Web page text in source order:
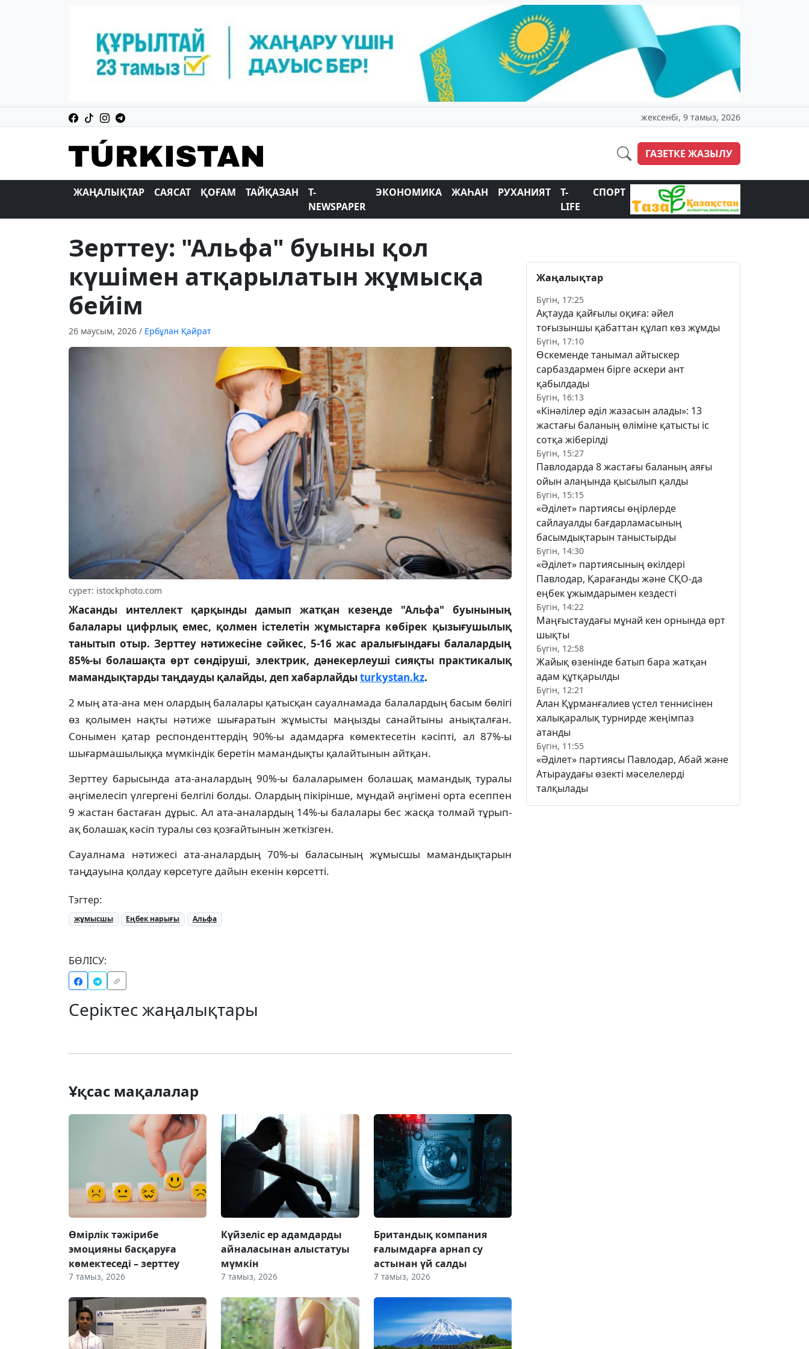
жексенбі, 9 тамыз, 2026
ГАЗЕТКЕ ЖАЗЫЛУ
ЖАҢАЛЫҚТАР САЯСАТ ҚОҒАМ ТАЙҚАЗАН
T-
NEWSPAPER
ЭКОНОМИКА ЖАҺАН РУХАНИЯТ
T-
LIFE
СПОРТ
Зерттеу: "Альфа" буыны қол
күшімен атқарылатын жұмысқа
бейім
26 маусым, 2026 / Ербұлан Қайрат
сурет: istockphoto.com
Жасанды интеллект қарқынды дамып жатқан кезеңде "Альфа" буынының
балалары цифрлық емес, қолмен істелетін жұмыстарға көбірек қызығушылық
танытып отыр. Зерттеу нәтижесіне сәйкес, 5-16 жас аралығындағы балалардың
85%-ы болашақта өрт сөндіруші, электрик, дәнекерлеуші сияқты практикалық
мамандықтарды таңдауды қалайды, деп хабарлайдыturkystan.kz.
2 мың ата-ана мен олардың балалары қатысқан сауалнамада балалардың басым бөлігі
өз қолымен нақты нәтиже шығаратын жұмысты маңызды санайтыны анықталған.
Сонымен қатар респонденттердің 90%-ы адамдарға көмектесетін кәсіпті, ал 87%-ы
шығармашылыққа мүмкіндік беретін мамандықты қалайтынын айтқан.
Зерттеу барысында ата-аналардың 90%-ы балаларымен болашақ мамандық туралы
әңгімелесіп үлгергені белгілі болды. Олардың пікірінше, мұндай әңгімені орта есеппен
9 жастан бастаған дұрыс. Ал ата-аналардың 14%-ы балалары бес жасқа толмай тұрып-
ақ болашақ кәсіп туралы сөз қозғайтынын жеткізген.
Сауалнама нәтижесі ата-аналардың 70%-ы баласының жұмысшы мамандықтарын
таңдауына қолдау көрсетуге дайын екенін көрсетті.
Тэгтер:
жұмысшы Еңбек нарығы Альфа
БӨЛІСУ:
Серіктес жаңалықтары
Ұқсас мақалалар
Өмірлік тәжірибе
эмоцияны басқаруға
көмектеседі – зерттеу
7 тамыз, 2026
Күйзеліс ер адамдарды
айналасынан алыстатуы
мүмкін
7 тамыз, 2026
Британдық компания
ғалымдарға арнап су
астынан үй салды
7 тамыз, 2026
Жаңалықтар
Бүгін, 17:25
Ақтауда қайғылы оқиға: әйел
тоғызыншы қабаттан құлап көз жұмды
Бүгін, 17:10
Өскеменде танымал айтыскер
сарбаздармен бірге әскери ант
қабылдады
Бүгін, 16:13
«Кінәлілер әділ жазасын алады»: 13
жастағы баланың өліміне қатысты іс
сотқа жіберілді
Бүгін, 15:27
Павлодарда 8 жастағы баланың аяғы
ойын алаңында қысылып қалды
Бүгін, 15:15
«Әділет» партиясы өңірлерде
сайлауалды бағдарламасының
басымдықтарын таныстырды
Бүгін, 14:30
«Әділет» партиясының өкілдері
Павлодар, Қарағанды және СҚО-да
еңбек ұжымдарымен кездесті
Бүгін, 14:22
Маңғыстаудағы мұнай кен орнында өрт
шықты
Бүгін, 12:58
Жайық өзенінде батып бара жатқан
адам құтқарылды
Бүгін, 12:21
Алан Құрманғалиев үстел теннисінен
халықаралық турнирде жеңімпаз
атанды
Бүгін, 11:55
«Әділет» партиясы Павлодар, Абай және
Атыраудағы өзекті мәселелерді
талқылады